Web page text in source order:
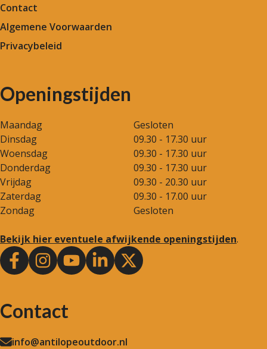
Contact
Algemene Voorwaarden
Privacybeleid
Openingstijden
Maandag
Gesloten
Dinsdag
09.30 - 17.30 uur
Woensdag
09.30 - 17.30 uur
Donderdag
09.30 - 17.30 uur
Vrijdag
09.30 - 20.30 uur
Zaterdag
09.30 - 17.00 uur
Zondag
Gesloten
Bekijk hier eventuele afwijkende openingstijden.
Contact
info@antilopeoutdoor.nl